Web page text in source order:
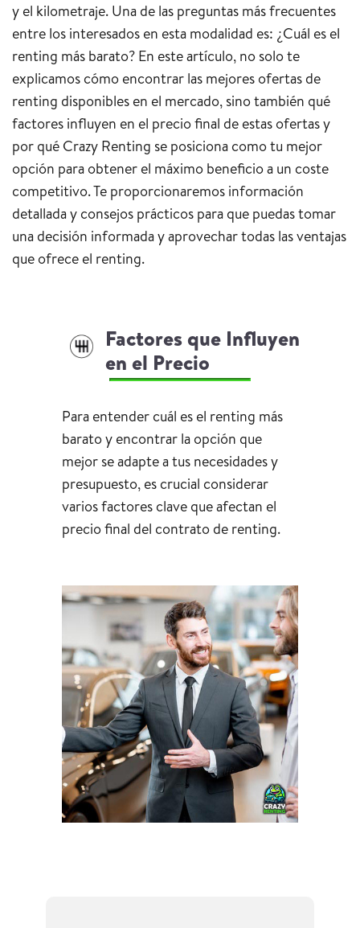
y el kilometraje. Una de las preguntas más frecuentes
entre los interesados en esta modalidad es: ¿Cuál es el
renting más barato? En este artículo, no solo te
explicamos cómo encontrar las mejores ofertas de
renting disponibles en el mercado, sino también qué
factores influyen en el precio final de estas ofertas y
por qué Crazy Renting se posiciona como tu mejor
opción para obtener el máximo beneficio a un coste
competitivo. Te proporcionaremos información
detallada y consejos prácticos para que puedas tomar
una decisión informada y aprovechar todas las ventajas
que ofrece el renting.
Factores que Influyen
en el Precio
Para entender cuál es el renting más
barato y encontrar la opción que
mejor se adapte a tus necesidades y
presupuesto, es crucial considerar
varios factores clave que afectan el
precio final del contrato de renting.